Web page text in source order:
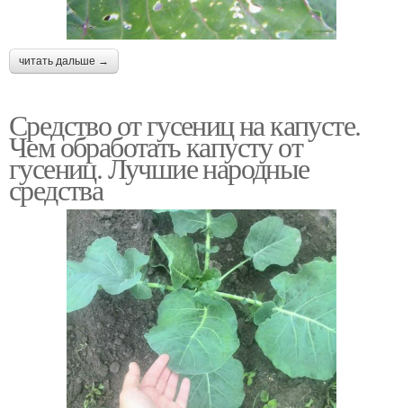
читать дальше →
Средство от гусениц на капусте.
Чем обработать капусту от
гусениц. Лучшие народные
средства